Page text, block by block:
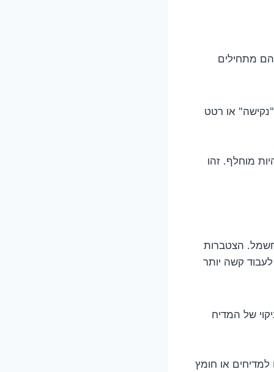
מתחילים
או רטט
מוחלף. זהו
הצטברות
קשה יותר
של המדיח
למדיחים או חומץ